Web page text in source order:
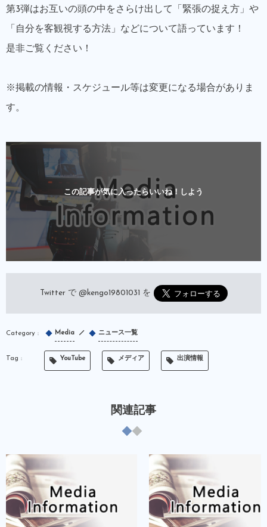
第3弾はお互いの頭の中をさらけ出して「緊張の捉え方」や
「自分を客観視する方法」などについて語っています！
是非ご覧ください！
※掲載の情報・スケジュール等は変更になる場合がありま
す。
この記事が気に入ったらいいね！しよう
Twitter で @kengo19801031 を
Media ニュース一覧
YouTube メディア 出演情報
関連記事